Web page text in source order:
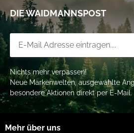
DIE WAIDMANNSPOST
Nichts mehr verpassen!
Neue Markenwelten, ausgewählte
besondere Aktionen direkt per E-Mail.
Mehr über uns